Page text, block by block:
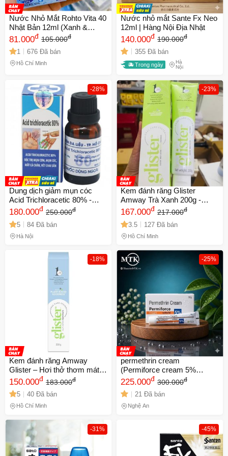
Nước Nhỏ Mắt Rohto Vita 40
Nhật Bản 12ml (Xanh &
Vàng) - Giải Pháp Cho Mắt
Khô, Mệt Mỏi, Phù Hợp Dành
Cho Người Dùng Máy Tính
81.000đ 105.000đ
1 676 Đã bán
Hồ Chí Minh
Nước nhỏ mắt Sante Fx Neo
12ml | Hàng Nội Địa Nhật
140.000đ 190.000đ
355 Đã bán
Trong ngày
Hà
Nội
-28%
Dung dịch giảm mụn cóc
Acid Trichloracetic 80% -
Chăm sóc da chân hiệu quả
từ Bệnh viện Da liễu TP Hồ
Chí Minh
180.000đ 250.000đ
5 84 Đã bán
Hà Nội
-23%
Kem đánh răng Glister
Amway Trà Xanh 200g -
Hương trà tự nhiên, kháng
khuẩn hiệu quả, bảo vệ sức
khỏe răng miệng
167.000đ 217.000đ
3.5 127 Đã bán
Hồ Chí Minh
-18%
Kem đánh răng Amway
Glister – Hơi thở thơm mát,
chăm sóc răng miệng toàn
diện
150.000đ 183.000đ
5 40 Đã bán
Hồ Chí Minh
-25%
permethrin cream
(Permiforce cream 5%
(Permethrin) – Trị ghẻ, nhiễm
ký sinh trùng, chấy, rận, bọ
chét cắn
225.000đ 300.000đ
21 Đã bán
Nghệ An
-31% -45%